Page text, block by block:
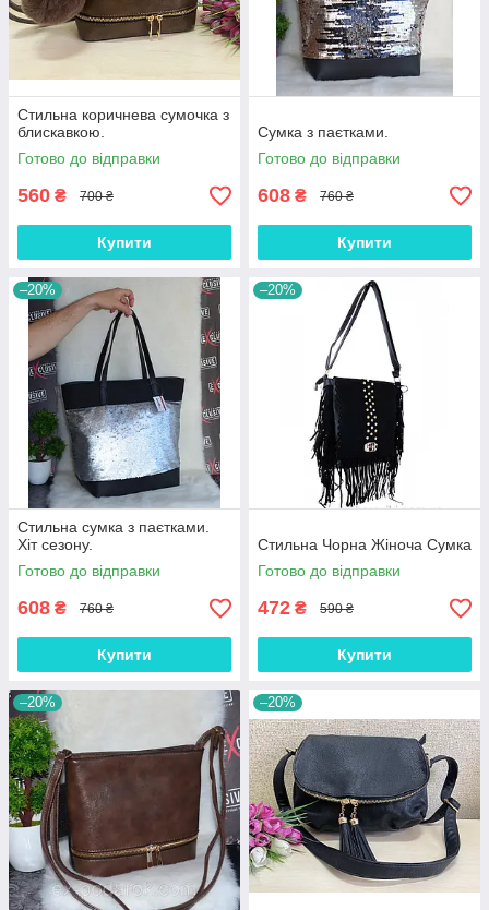
Стильна коричнева сумочка з
блискавкою.
Готово до відправки
560 ₴ 700 ₴
Купити
Сумка з паєтками.
Готово до відправки
608 ₴ 760 ₴
Купити
–20%
Стильна сумка з паєтками.
Хіт сезону.
Готово до відправки
608 ₴ 760 ₴
Купити
–20%
Стильна Чорна Жіноча Сумка
Готово до відправки
472 ₴ 590 ₴
Купити
–20% –20%